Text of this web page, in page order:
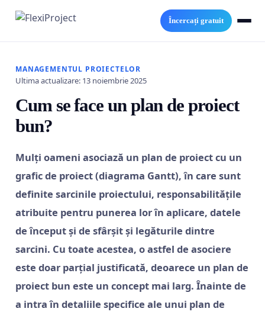
Încercați gratuit
MANAGEMENTUL PROIECTELOR
Ultima actualizare: 13 noiembrie 2025
Cum se face un plan de proiect
bun?
Mulți oameni asociază un plan de proiect cu un
grafic de proiect (diagrama Gantt), în care sunt
definite sarcinile proiectului, responsabilitățile
atribuite pentru punerea lor în aplicare, datele
de început și de sfârșit și legăturile dintre
sarcini. Cu toate acestea, o astfel de asociere
este doar parțial justificată, deoarece un plan de
proiect bun este un concept mai larg. Înainte de
a intra în detaliile specifice ale unui plan de